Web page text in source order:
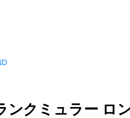
ンクミュラー ロ